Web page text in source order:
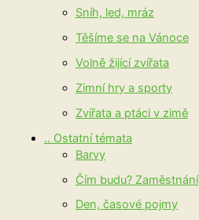
Sníh, led, mráz
Těšíme se na Vánoce
Volně žijící zvířata
Zimní hry a sporty
Zvířata a ptáci v zimě
.. Ostatní témata
Barvy
Čím budu? Zaměstnání
Den, časové pojmy